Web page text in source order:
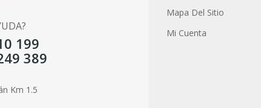
199
389
Km 1.5
Mapa Del Sitio
Mi Cuenta